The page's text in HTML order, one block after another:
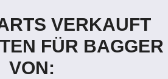
VERKAUFT
FÜR BAGGER
VON: